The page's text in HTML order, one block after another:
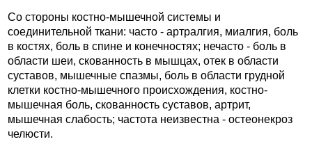
Со стороны костно-мышечной системы и
соединительной ткани: часто - артралгия, миалгия, боль
в костях, боль в спине и конечностях; нечасто - боль в
области шеи, скованность в мышцах, отек в области
суставов, мышечные спазмы, боль в области грудной
клетки костно-мышечного происхождения, костно-
мышечная боль, скованность суставов, артрит,
мышечная слабость; частота неизвестна - остеонекроз
челюсти.